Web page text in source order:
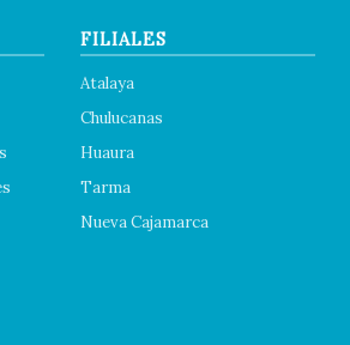
FILIALES
Atalaya
Chulucanas
Huaura
Tarma
Nueva Cajamarca